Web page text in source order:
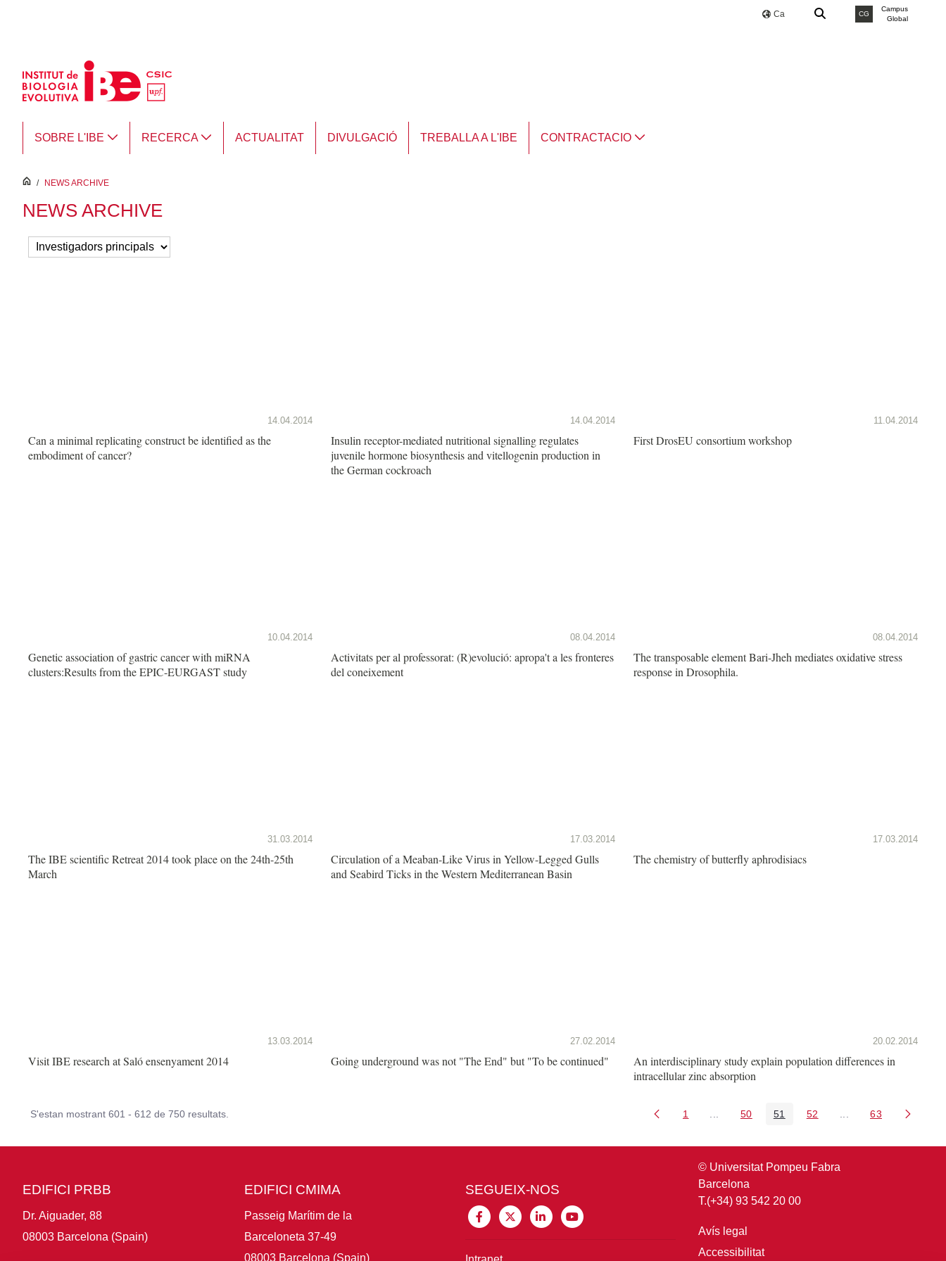
Ca CG
Campus
Global
SOBRE L'IBE RECERCA ACTUALITAT DIVULGACIÓ TREBALLA A L'IBE CONTRACTACIO
inici
/ NEWS ARCHIVE
NEWS ARCHIVE
14.04.2014
Can a minimal replicating construct be identified as the
embodiment of cancer?
14.04.2014
Insulin receptor-mediated nutritional signalling regulates
juvenile hormone biosynthesis and vitellogenin production in
the German cockroach
11.04.2014
First DrosEU consortium workshop
10.04.2014
Genetic association of gastric cancer with miRNA
clusters:Results from the EPIC-EURGAST study
08.04.2014
Activitats per al professorat: (R)evolució: apropa't a les fronteres
del coneixement
08.04.2014
The transposable element Bari-Jheh mediates oxidative stress
response in Drosophila.
31.03.2014
The IBE scientific Retreat 2014 took place on the 24th-25th
March
17.03.2014
Circulation of a Meaban-Like Virus in Yellow-Legged Gulls
and Seabird Ticks in the Western Mediterranean Basin
17.03.2014
The chemistry of butterfly aphrodisiacs
13.03.2014
Visit IBE research at Saló ensenyament 2014
27.02.2014
Going underground was not "The End" but "To be continued"
20.02.2014
An interdisciplinary study explain population differences in
intracellular zinc absorption
S'estan mostrant 601 - 612 de 750 resultats. Pàgina
1 Pàgines intermèdies Utilitzeu TAB per navegar.
Pàgina
50 Pàgina
51 Pàgina
52 Pàgines intermèdies
Pàgina
63
EDIFICI PRBB
Dr. Aiguader, 88
08003 Barcelona (Spain)
EDIFICI CMIMA
Passeig Marítim de la
Barceloneta 37-49
08003 Barcelona (Spain)
SEGUEIX-NOS
© Universitat Pompeu Fabra
Barcelona
T.(+34) 93 542 20 00
Avís legal
Accessibilitat